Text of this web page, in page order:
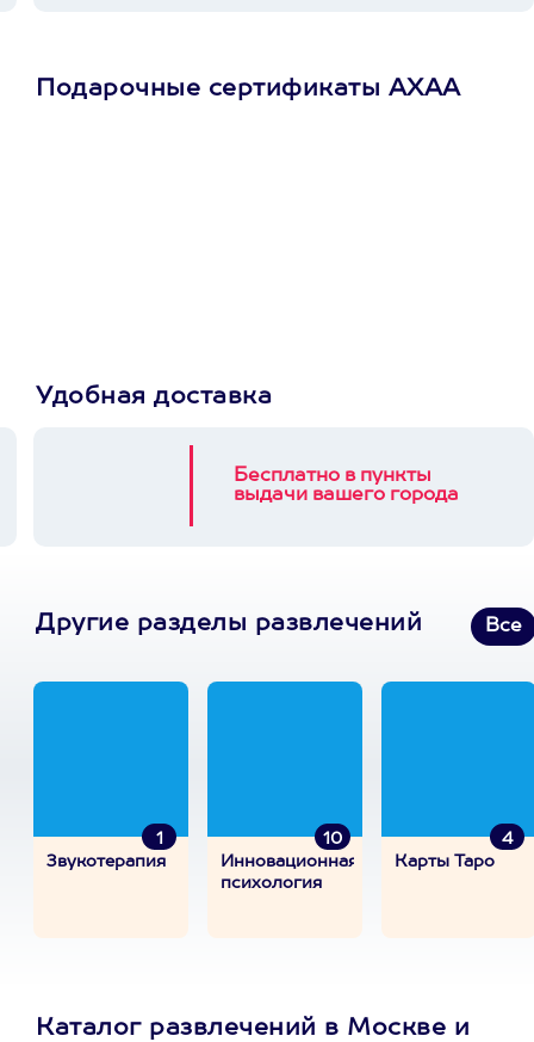
Подарочные сертификаты АХАА
Удобная доставка
Бесплатно в пункты
выдачи вашего города
Другие разделы развлечений Все
1
Звукотерапия
10
Инновационная
психология
4
Карты Таро
Каталог развлечений в Москве и